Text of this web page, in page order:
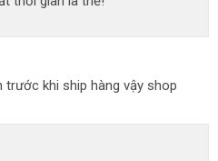
trước khi ship hàng vậy shop